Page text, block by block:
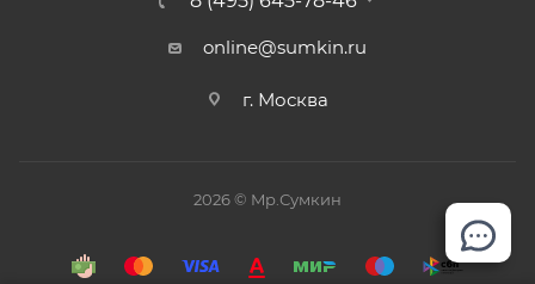
online@sumkin.ru
г. Москва
2026 © Mр.Сумкин